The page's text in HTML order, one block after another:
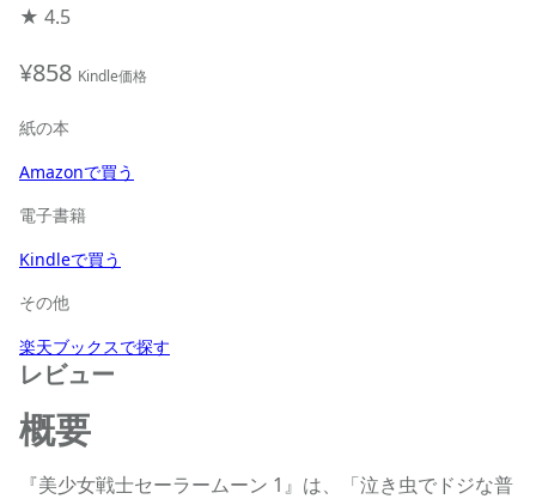
★ 4.5
¥858 Kindle価格
紙の本
Amazonで買う
電子書籍
Kindleで買う
その他
楽天ブックスで探す
レビュー
概要
『美少女戦士セーラームーン 1』は、「泣き虫でドジな普